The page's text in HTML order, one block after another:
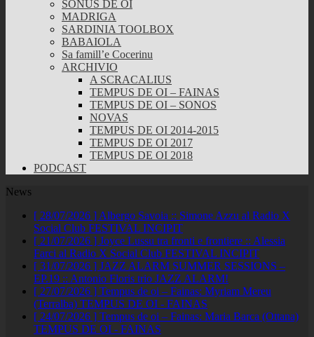
SONUS DE OI
MADRIGA
SARDINIA TOOLBOX
BABAIOLA
Sa famill’e Cocerinu
ARCHIVIO
A SCRACALIUS
TEMPUS DE OI – FAINAS
TEMPUS DE OI – SONOS
NOVAS
TEMPUS DE OI 2014-2015
TEMPUS DE OI 2017
TEMPUS DE OI 2018
PODCAST
News
[ 28/07/2026 ] Albergo Savoia :: Simone Azzu al Radio X
Social Club FESTIVAL INCIPIT
[ 21/07/2026 ] Joyce Lussu tra fronti e frontiere :: Alessia
Farci al Radio X Social Club FESTIVAL INCIPIT
[ 31/07/2026 ] JAZZ ALARM SUMMER SESSIONS –
EP.19 :: Antonio Floris trio JAZZ ALARM!
[ 27/07/2026 ] Tempus de oi – Fainas: Myriam Mereu
(Terralba) TEMPUS DE OI - FAINAS
[ 24/07/2026 ] Tempus de oi – Fainas: Maria Barca (Ottana)
TEMPUS DE OI - FAINAS